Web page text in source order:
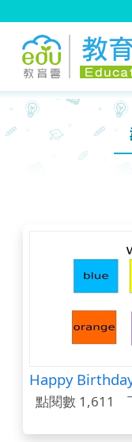
:::
Happy
點閱數 1,611